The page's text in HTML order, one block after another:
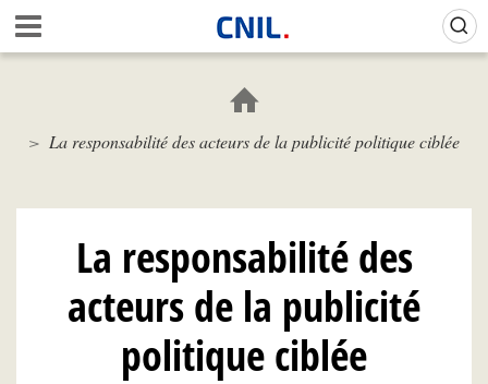
Aller
au
contenu
c
i
C
I
L
La responsabilité des acteurs de la publicité politique ciblée
La responsabilité des
acteurs de la publicité
politique ciblée
Gestion de vos préférences sur les cookies (témoins de connexion)